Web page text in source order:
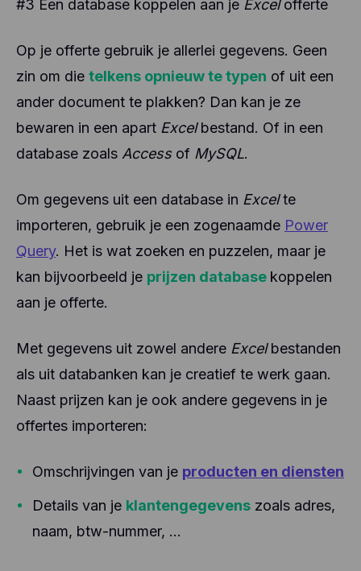
#3 Een database koppelen aan je Excelofferte
Op je offerte gebruik je allerlei gegevens. Geen
zin om die telkens opnieuw te typen of uit een
ander document te plakken? Dan kan je ze
bewaren in een apart Excelbestand. Of in een
database zoals Access of MySQL.
Om gegevens uit een database in Excelte
importeren, gebruik je een zogenaamde Power
Query. Het is wat zoeken en puzzelen, maar je
kan bijvoorbeeld je prijzen database koppelen
aan je offerte.
Met gegevens uit zowel andere Excelbestanden
als uit databanken kan je creatief te werk gaan.
Naast prijzen kan je ook andere gegevens in je
offertes importeren:
Omschrijvingen van je producten en diensten
Details van je klantengegevens zoals adres,
naam, btw-nummer, ...